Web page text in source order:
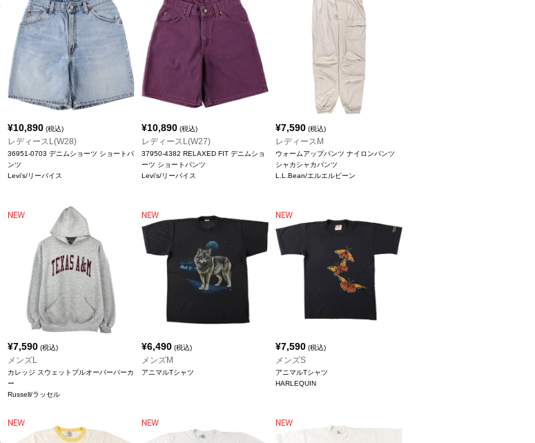
¥10,890 (税込)
レディースL(W28)
36951-0703 デニムショーツ ショートパ
ンツ
Levi's/リーバイス
¥10,890 (税込)
レディースL(W27)
37950-4382 RELAXED FIT デニムショ
ーツ ショートパンツ
Levi's/リーバイス
¥7,590 (税込)
レディースM
ウォームアップパンツ ナイロンパンツ
シャカシャカパンツ
L.L.Bean/エルエルビーン
¥7,590 (税込)
メンズL
カレッジ スウェットプルオーバーパーカ
ー
Russell/ラッセル
¥6,490 (税込)
メンズM
アニマルTシャツ
¥7,590 (税込)
メンズS
アニマルTシャツ
HARLEQUIN